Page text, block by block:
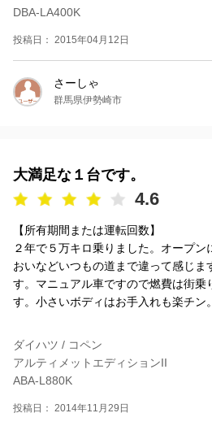
DBA-LA400K
投稿日： 2015年04月12日
さーしゃ
群馬県伊勢崎市
大満足な１台です。
4.6
【所有期間または運転回数】
２年で５万キロ乗りました。オープン
おいなどいつもの道まで違って感じま
す。マニュアル車ですので燃費は街乗
す。小さいボディはお手入れも楽チン
ダイハツ / コペン
アルティメットエディションII
ABA-L880K
投稿日： 2014年11月29日